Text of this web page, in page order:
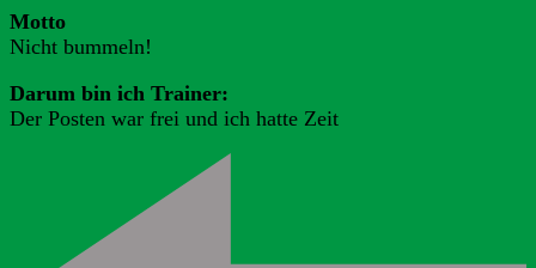
Motto
Nicht bummeln!
Darum bin ich Trainer:
Der Posten war frei und ich hatte Zeit